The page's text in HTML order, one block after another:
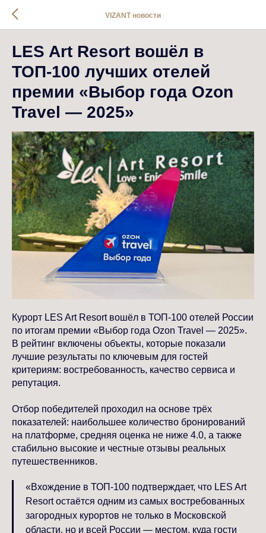
VIZANT новости
LES Art Resort вошёл в
ТОП-100 лучших отелей
премии «Выбор года Ozon
Travel — 2025»
Курорт LES Art Resort вошёл в ТОП-100 отелей России
по итогам премии «Выбор года Ozon Travel — 2025».
В рейтинг включены объекты, которые показали
лучшие результаты по ключевым для гостей
критериям: востребованность, качество сервиса и
репутация.
Отбор победителей проходил на основе трёх
показателей: наибольшее количество бронирований
на платформе, средняя оценка не ниже 4.0, а также
стабильно высокие и честные отзывы реальных
путешественников.
«Вхождение в ТОП-100 подтверждает, что LES Art
Resort остаётся одним из самых востребованных
загородных курортов не только в Московской
области, но и всей России — местом, куда гости